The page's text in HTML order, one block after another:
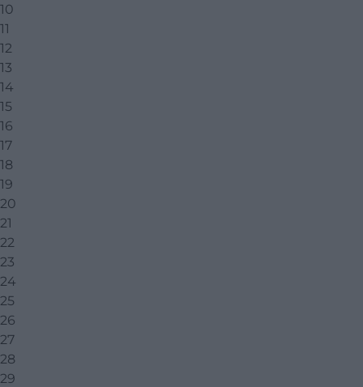
10
11
12
13
14
15
16
17
18
19
20
21
22
23
24
25
26
27
28
29